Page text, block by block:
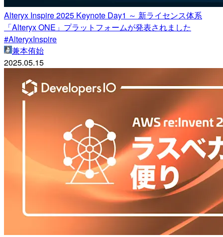
Alteryx Inspire 2025 Keynote Day1 ～ 新ライセンス体系
「Alteryx ONE」プラットフォームが発表されました
#AlteryxInspire
兼本侑始
2025.05.15